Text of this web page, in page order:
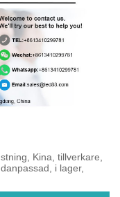
Kina, tillverkare,
i lager,